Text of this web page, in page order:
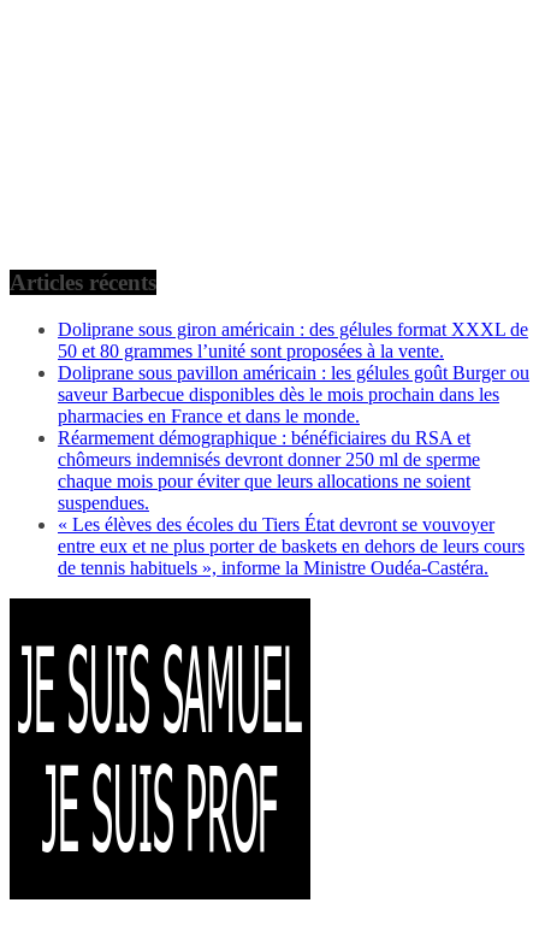
Articles récents
Doliprane sous giron américain : des gélules format XXXL de
50 et 80 grammes l’unité sont proposées à la vente.
Doliprane sous pavillon américain : les gélules goût Burger ou
saveur Barbecue disponibles dès le mois prochain dans les
pharmacies en France et dans le monde.
Réarmement démographique : bénéficiaires du RSA et
chômeurs indemnisés devront donner 250 ml de sperme
chaque mois pour éviter que leurs allocations ne soient
suspendues.
« Les élèves des écoles du Tiers État devront se vouvoyer
entre eux et ne plus porter de baskets en dehors de leurs cours
de tennis habituels », informe la Ministre Oudéa-Castéra.